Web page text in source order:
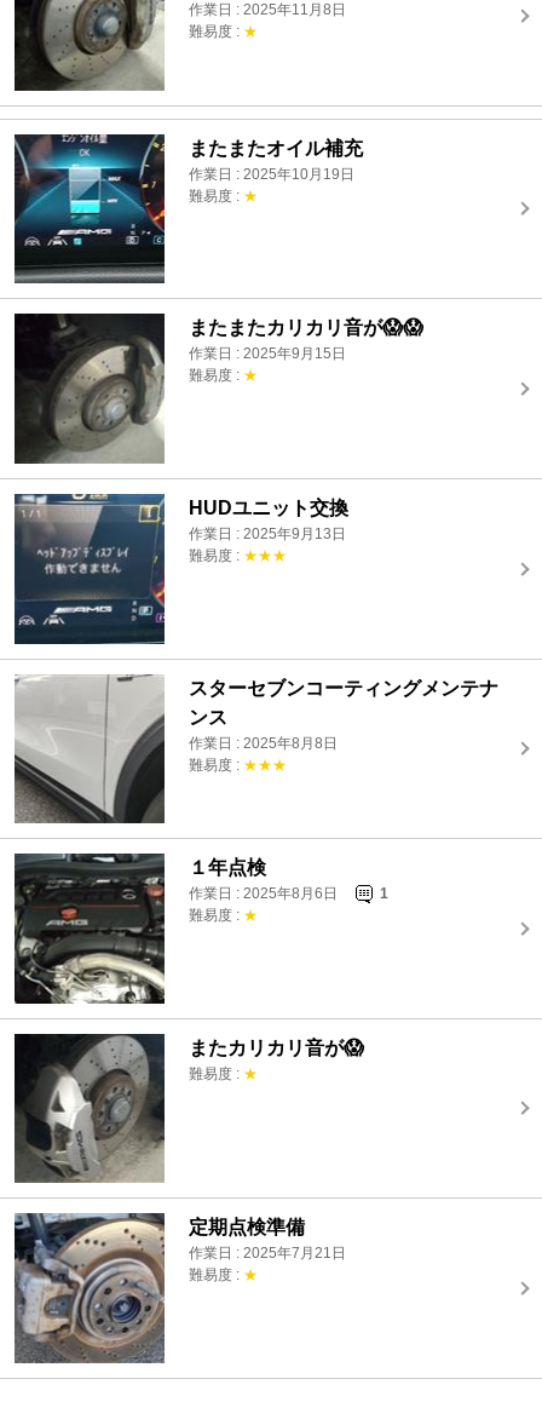
作業日 : 2025年11月8日
難易度 : ★
またまたオイル補充
作業日 : 2025年10月19日
難易度 : ★
またまたカリカリ音が😱😱
作業日 : 2025年9月15日
難易度 : ★
HUDユニット交換
作業日 : 2025年9月13日
難易度 : ★★★
スターセブンコーティングメンテナ
ンス
作業日 : 2025年8月8日
難易度 : ★★★
１年点検
作業日 : 2025年8月6日
1
難易度 : ★
またカリカリ音が😱
難易度 : ★
定期点検準備
作業日 : 2025年7月21日
難易度 : ★